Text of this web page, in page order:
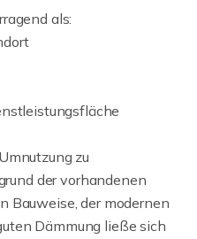
als:
zu
der vorhandenen
Bauweise, der modernen
Dämmung ließe sich